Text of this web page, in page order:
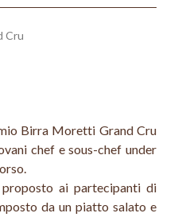
Cru
Birra Moretti Grand Cru
chef e sous-chef under
ai partecipanti di
da un piatto salato e